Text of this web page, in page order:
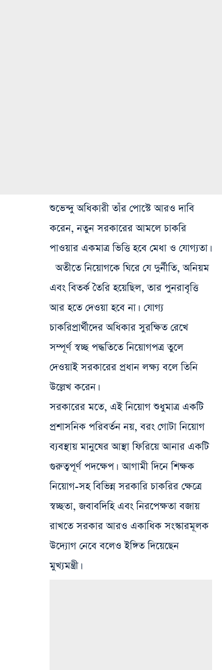
শুভেন্দু অধিকারী তাঁর পোস্টে আরও দাবি
করেন, নতুন সরকারের আমলে চাকরি
পাওয়ার একমাত্র ভিত্তি হবে মেধা ও যোগ্যতা।
অতীতে নিয়োগকে ঘিরে যে দুর্নীতি, অনিয়ম
এবং বিতর্ক তৈরি হয়েছিল, তার পুনরাবৃত্তি
আর হতে দেওয়া হবে না। যোগ্য
চাকরিপ্রার্থীদের অধিকার সুরক্ষিত রেখে
সম্পূর্ণ স্বচ্ছ পদ্ধতিতে নিয়োগপত্র তুলে
দেওয়াই সরকারের প্রধান লক্ষ্য বলে তিনি
উল্লেখ করেন।
সরকারের মতে, এই নিয়োগ শুধুমাত্র একটি
প্রশাসনিক পরিবর্তন নয়, বরং গোটা নিয়োগ
ব্যবস্থায় মানুষের আস্থা ফিরিয়ে আনার একটি
গুরুত্বপূর্ণ পদক্ষেপ। আগামী দিনে শিক্ষক
নিয়োগ-সহ বিভিন্ন সরকারি চাকরির ক্ষেত্রে
স্বচ্ছতা, জবাবদিহি এবং নিরপেক্ষতা বজায়
রাখতে সরকার আরও একাধিক সংস্কারমূলক
উদ্যোগ নেবে বলেও ইঙ্গিত দিয়েছেন
মুখ্যমন্ত্রী।